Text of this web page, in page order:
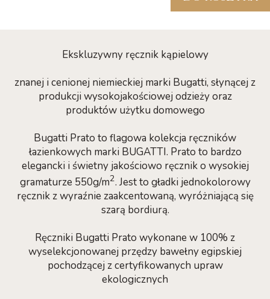
Ekskluzywny ręcznik kąpielowy
znanej i cenionej niemieckiej marki Bugatti, słynącej z
produkcji wysokojakościowej odzieży oraz
produktów użytku domowego
Bugatti Prato to flagowa kolekcja ręczników
łazienkowych marki BUGATTI. Prato to bardzo
elegancki i świetny jakościowo ręcznik o wysokiej
gramaturze 550g/m2. Jest to gładki jednokolorowy
ręcznik z wyraźnie zaakcentowaną, wyróżniającą się
szarą bordiurą.
Ręczniki Bugatti Prato wykonane w 100% z
wyselekcjonowanej przędzy bawełny egipskiej
pochodzącej z certyfikowanych upraw
ekologicznych